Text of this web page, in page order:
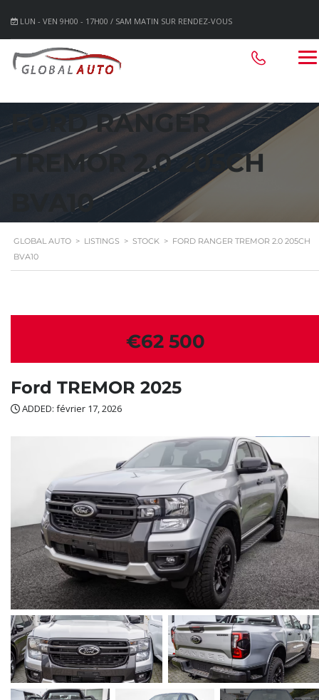
LUN - VEN 9H00 - 17H00 / SAM MATIN SUR RENDEZ-VOUS
FORD RANGER
TREMOR 2.0 205CH
BVA10
GLOBAL AUTO > LISTINGS > STOCK > FORD RANGER TREMOR 2.0 205CH
BVA10
€62 500
Ford TREMOR 2025
ADDED: février 17, 2026